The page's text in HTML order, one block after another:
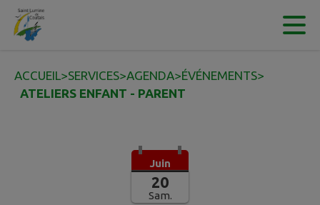
Contenu
ACCUEIL>SERVICES>AGENDA>ÉVÉNEMENTS>
ATELIERS ENFANT - PARENT
Juin
20
Sam.